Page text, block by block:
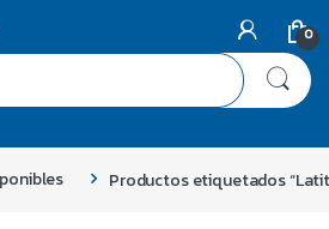
0
Productos etiquetados